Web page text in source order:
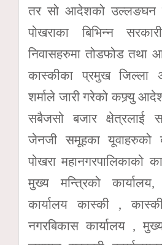
तर सो आदेशको उल्लङघन
पोखराका बिभिन्न
निवासहरुमा तोडफोड तथा
कास्कीका प्रमुख जिल्ला
शर्माले जारी गरेको कफ्र्यु
सबैजसो बजार क्षेत्रलाई
जेनजी समूहका यूवाहरुको
पोखरा महानगरपालिकाको
मुख्य मन्त्रिको
कार्यालय कास्की ,
नगरबिकास कार्यालय ,